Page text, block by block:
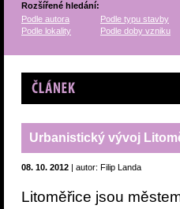
Rozšířené hledání:
Podle autora
Podle typu stavby
Podle lokality
Podle doby vzniku
Článek
Urbanistický vývoj
08. 10. 2012 | autor: Filip Landa
Litoměřice jsou